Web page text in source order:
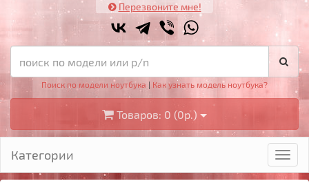
Перезвоните мне!
Поиск по модели ноутбука | Как узнать модель ноутбука?
Товаров: 0 (0р.)
Категории